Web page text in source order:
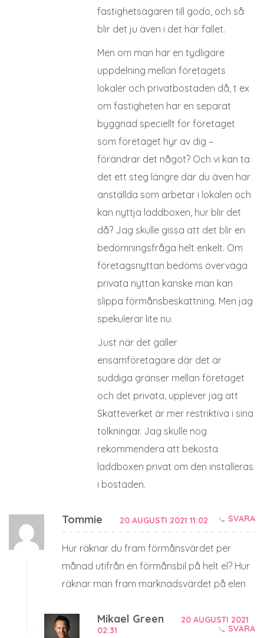
fastighetsägaren till godo, och så
blir det ju även i det här fallet.
Men om man har en tydligare
uppdelning mellan företagets
lokaler och privatbostaden då, t ex
om fastigheten har en separat
byggnad speciellt för företaget
som företaget hyr av dig –
förändrar det något? Och vi kan ta
det ett steg längre där du även har
anställda som arbetar i lokalen och
kan nyttja laddboxen, hur blir det
då? Jag skulle gissa att det blir en
bedömningsfråga helt enkelt. Om
företagsnyttan bedöms överväga
privata nyttan kanske man kan
slippa förmånsbeskattning. Men jag
spekulerar lite nu.
Just när det gäller
ensamföretagare där det är
suddiga gränser mellan företaget
och det privata, upplever jag att
Skatteverket är mer restriktiva i sina
tolkningar. Jag skulle nog
rekommendera att bekosta
laddboxen privat om den installeras
i bostaden.
Tommie 20 AUGUSTI 2021 11:02 SVARA
Hur räknar du fram förmånsvärdet per
månad utifrån en förmånsbil på helt el? Hur
räknar man fram marknadsvärdet på elen
Mikael Green
20 AUGUSTI 2021
02:31
SVARA